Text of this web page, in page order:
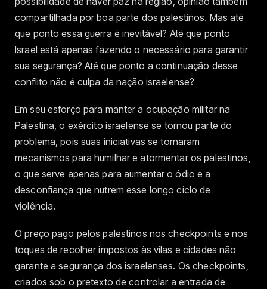
compartilhada por boa parte dos palestinos. Mas até
que ponto essa guerra é inevitável? Até que ponto
Israel está apenas fazendo o necessário para garantir
sua segurança? Até que ponto a continuação desse
conflito não é culpa da nação israelense?
Em seu esforço para manter a ocupação militar na
Palestina, o exército israelense se tornou parte do
problema, pois suas iniciativas se tornaram
mecanismos para humilhar e atormentar os palestinos,
o que serve apenas para aumentar o ódio e a
desconfiança que nutrem esse longo ciclo de
violência.
O preço pago pelos palestinos nos checkpoints e nos
toques de recolher impostos às vilas e cidades não
garante a segurança dos israelenses. Os checkpoints,
criados sob o pretexto de controlar a entrada de